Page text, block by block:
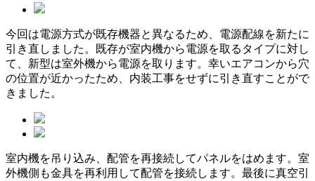
今回は電源方式が既存機器と異なるため、電源配線を新たに
引き直しました。既存が室内機から電源を取るタイプに対し
て、新型は室外機から電源を取ります。幸いエアコンから穴
の位置が近かったため、内装工事をせずに引き直すことがで
きました。
室内機を吊り込み、配管を再接続してパネルをはめます。室
外機側も金具を再利用して配管を接続します。最後に真空引